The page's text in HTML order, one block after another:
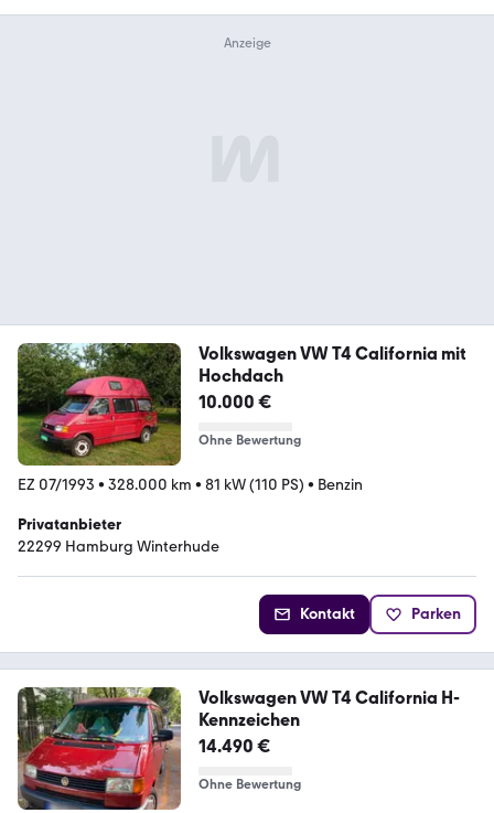
Volkswagen VW T4 California mit
Hochdach
10.000 €
Ohne Bewertung
EZ 07/1993 • 328.000 km • 81 kW (110 PS) • Benzin
Privatanbieter
22299 Hamburg Winterhude
Kontakt Parken
Volkswagen VW T4 California H-
Kennzeichen
14.490 €
Ohne Bewertung